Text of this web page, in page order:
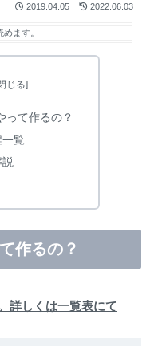
2019.04.05 2022.06.03
めます。
って作るの？
覧
作るの？
詳しくは一覧表にて